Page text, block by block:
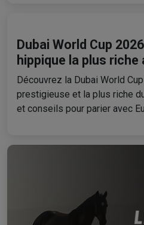
Dubai World Cup
hippique la plus riche
Découvrez la Dubai World
prestigieuse et la plus riche
et conseils pour parier avec